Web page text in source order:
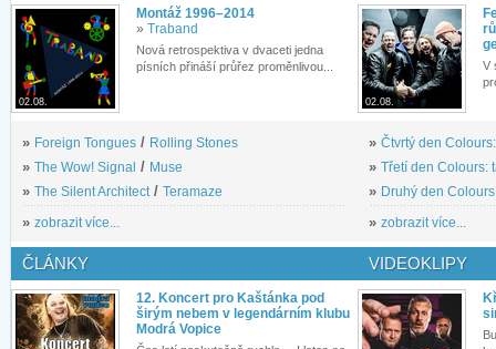
02.08.
Montáž 1996–2014
» Traband
Nová retrospektiva v dvaceti jedna
písních přináší průřez proměnlivou...
» Foreign Tongues / Rolling Stones
» The Wow! Signal / Muse
» The Silent Architect / Teramaze
» zobrazit více...
02.08.
V
» Čtvrtý den
» Třetí den Colours:
» Druhý den
» zobrazit více...
ČLÁNKY
12. Koncert pro Kaštánka pod
širým nebem v legendárním klubu
Modrá Vopice
VIDEOKLIPY